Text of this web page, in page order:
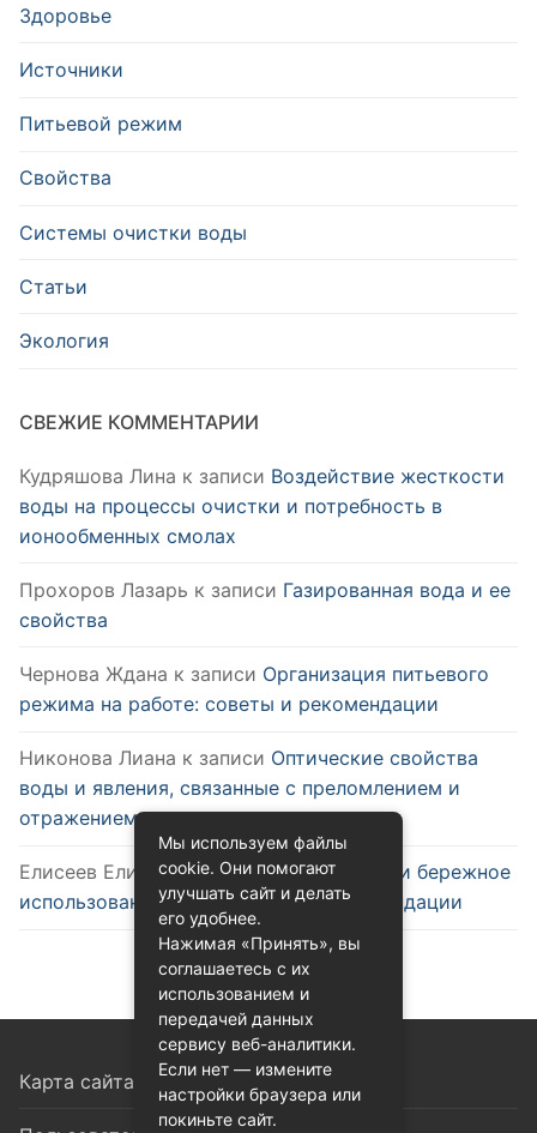
Здоровье
Источники
Питьевой режим
Свойства
Системы очистки воды
Статьи
Экология
СВЕЖИЕ КОММЕНТАРИИ
Кудряшова Лина к записи Воздействие жесткости
воды на процессы очистки и потребность в
ионообменных смолах
Прохоров Лазарь к записи Газированная вода и ее
свойства
Чернова Ждана к записи Организация питьевого
режима на работе: советы и рекомендации
Никонова Лиана к записи Оптические свойства
воды и явления, связанные с преломлением и
отражением
Елисеев Елизарк записиЭффективное и бережное
использование воды: советы и рекомендации
Карта сайта
Мы используем файлы
cookie. Они помогают
улучшать сайт и делать
его удобнее.
Нажимая «Принять», вы
соглашаетесь с их
использованием и
передачей данных
сервису веб-аналитики.
Если нет — измените
настройки браузера или
покиньте сайт.